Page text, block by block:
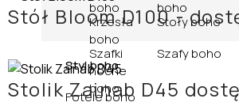
boho
boho
Krzesła
boho
Stoły boho
Szafki
nocne
boho
Szafy boho
Styl boho
Fotele boho
Stół Bloom D100 -
Stolik Zainab D45